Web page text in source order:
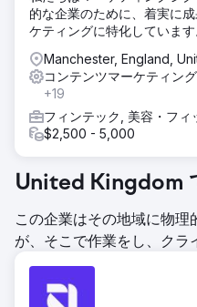
的な企業のために、着実に
ケティングに特化しています
Manchester, England,
コンテンツマーケティン
+19
フィンテック, 美容・フィ
$2,500 - 5,000
United Kingdom
この企業はその地域に物
が、そこで作業をし、クラ